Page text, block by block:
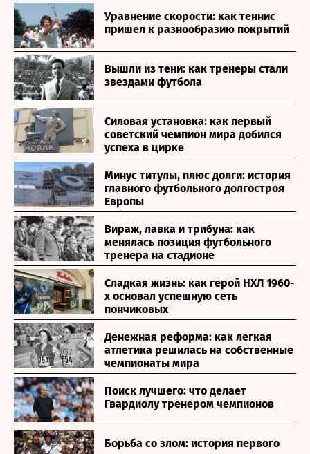
Уравнение скорости: как теннис
пришел к разнообразию покрытий
Вышли из тени: как тренеры стали
звездами футбола
Силовая установка: как первый
советский чемпион мира добился
успеха в цирке
Минус титулы, плюс долги: история
главного футбольного долгостроя
Европы
Вираж, лавка и трибуна: как
менялась позиция футбольного
тренера на стадионе
Сладкая жизнь: как герой НХЛ 1960-
х основал успешную сеть
пончиковых
Денежная реформа: как легкая
атлетика решилась на собственные
чемпионаты мира
Поиск лучшего: что делает
Гвардиолу тренером чемпионов
Борьба со злом: история первого